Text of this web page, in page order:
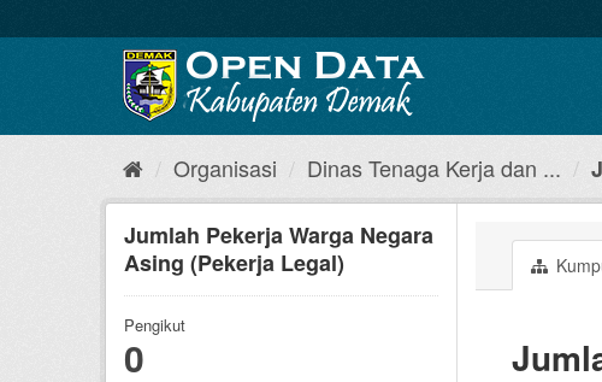
Organisasi Dinas Tenaga Kerja dan ...
Jumlah Pekerja Warga Negara
Asing (Pekerja Legal)
Pengikut
0